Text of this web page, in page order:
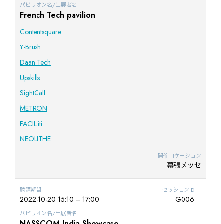
パビリオン名/出展者名
French Tech pavilion
Contentsquare
Y-Brush
Daan Tech
Upskills
SightCall
METRON
FACIL'iti
NEOLITHE
開催ロケーション
幕張メッセ
聴講期間
2022-10-20 15:10 – 17:00
セッションID
G006
パビリオン名/出展者名